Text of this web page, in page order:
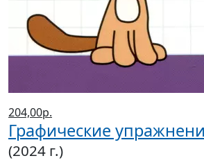
204,00р.
Графические
(2024 г.)